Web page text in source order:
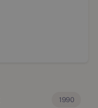
1990